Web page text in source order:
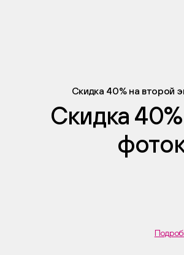
Скидка 40% на второй
Скидка